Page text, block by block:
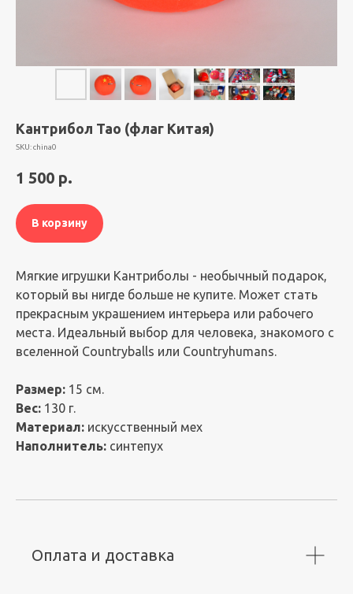
Кантрибол Тао (флаг Китая)
SKU:china0
1 500 р.
В корзину
Мягкие игрушки Кантриболы - необычный подарок,
который вы нигде больше не купите. Может стать
прекрасным украшением интерьера или рабочего
места. Идеальный выбор для человека, знакомого с
вселенной Countryballs или Countryhumans.
Размер: 15 см.
Вес: 130 г.
Материал: искусственный мех
Наполнитель: синтепух
Оплата и доставка